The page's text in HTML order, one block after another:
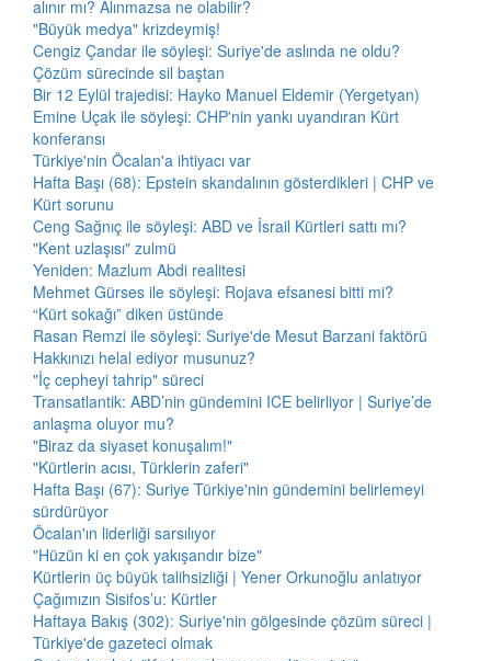
alınır mı? Alınmazsa ne olabilir?
"Büyük medya" krizdeymiş!
Cengiz Çandar ile söyleşi: Suriye'de aslında ne oldu?
Çözüm sürecinde sil baştan
Bir 12 Eylül trajedisi: Hayko Manuel Eldemir (Yergetyan)
Emine Uçak ile söyleşi: CHP'nin yankı uyandıran Kürt
konferansı
Türkiye'nin Öcalan'a ihtiyacı var
Hafta Başı (68): Epstein skandalının gösterdikleri | CHP ve
Kürt sorunu
Ceng Sağnıç ile söyleşi: ABD ve İsrail Kürtleri sattı mı?
"Kent uzlaşısı" zulmü
Yeniden: Mazlum Abdi realitesi
Mehmet Gürses ile söyleşi: Rojava efsanesi bitti mi?
“Kürt sokağı” diken üstünde
Rasan Remzi ile söyleşi: Suriye'de Mesut Barzani faktörü
Hakkınızı helal ediyor musunuz?
"İç cepheyi tahrip" süreci
Transatlantik: ABD’nin gündemini ICE belirliyor | Suriye’de
anlaşma oluyor mu?
"Biraz da siyaset konuşalım!"
"Kürtlerin acısı, Türklerin zaferi"
Hafta Başı (67): Suriye Türkiye'nin gündemini belirlemeyi
sürdürüyor
Öcalan'ın liderliği sarsılıyor
"Hüzün ki en çok yakışandır bize"
Kürtlerin üç büyük talihsizliği | Yener Orkunoğlu anlatıyor
Çağımızın Sisifos’u: Kürtler
Haftaya Bakış (302): Suriye'nin gölgesinde çözüm süreci |
Türkiye'de gazeteci olmak